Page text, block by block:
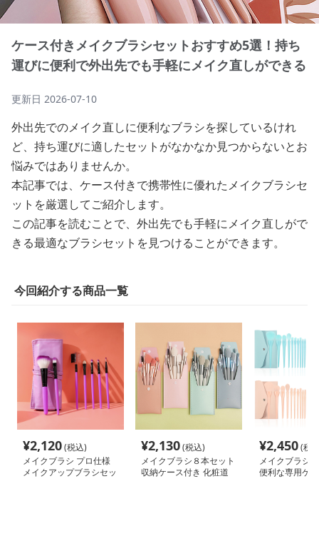
ケース付きメイクブラシセットおすすめ5選！持ち
運びに便利で外出先でも手軽にメイク直しができる
更新日 2026-07-10
外出先でのメイク直しに便利なブラシを探しているけれ
ど、持ち運びに適したセットがなかなか見つからないとお
悩みではありませんか。
本記事では、ケース付きで携帯性に優れたメイクブラシセ
ットを厳選してご紹介します。
この記事を読むことで、外出先でも手軽にメイク直しがで
きる最適なブラシセットを見つけることができます。
今回紹介する商品一覧
¥2,120(税込)
メイクブラシ プロ仕様
メイクアップブラシセッ
¥2,130(税込)
メイクブラシ８本セット
収納ケース付き 化粧道
¥2,450(税
メイクブラシ
便利な専用ケ